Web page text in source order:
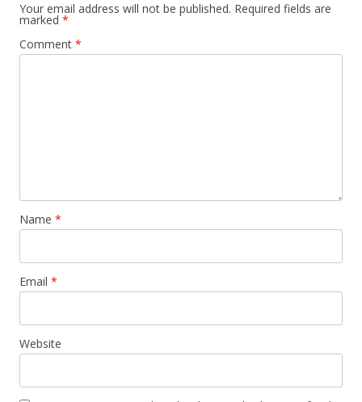
Your email address will not be published. Required fields are
marked *
Comment *
Name *
Email *
Website